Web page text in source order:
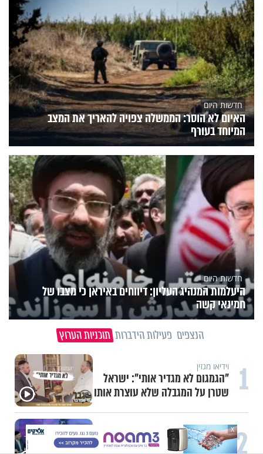
חדשות היום
האיום לא הוסר: הממשלה צפויה להאריך את המצב
המיוחד בעורף
חדשות היום
היעלמות המנהיג העליון: דיווחים באיראן כי מצבו של
חמינאי קשה
הנצפים פעילות הידברות תוכניות הערוץ
1 וידיאו מגזין
"הגמגום לא מגדיר אותי": ישראל
שטרן על המגבלה שלא עוצרת אותו
2 תכני ערוץ הידברות
חלום אדיר: מקבץ סגולות
X